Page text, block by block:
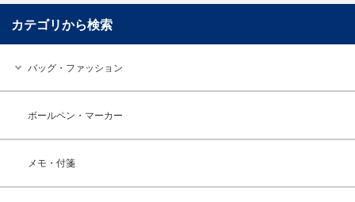
カテゴリから検索
バッグ・ファッション
ボールペン・マーカー
メモ・付箋